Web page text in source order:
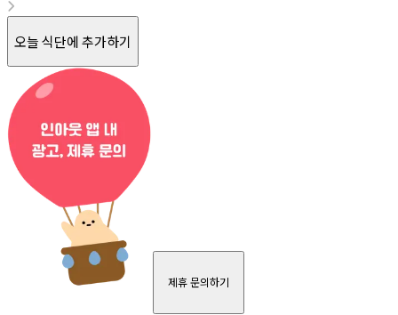
오늘 식단에 추가하기
제휴 문의하기